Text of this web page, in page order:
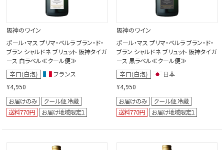
阪神のワイン
ポール・マス プリマ・ペルラ ブラン・ド・
ブラン シャルドネ ブリュット 阪神タイガ
ース 白ラベル≪クール便≫
¥4,950
阪神のワイン
ポール・マス プリマ・ペルラ ブラン・ド・
ブラン シャルドネ ブリュット 阪神タイガ
ース 黒ラベル≪クール便≫
¥4,950